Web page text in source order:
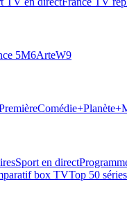
5M6ArteW9
Comédie+Planète+
Sport en direct
box TVTop 50